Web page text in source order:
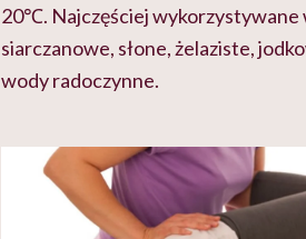
20℃. Najczęściej wykorzystywane
siarczanowe, słone, żelaziste,
wody radoczynne.